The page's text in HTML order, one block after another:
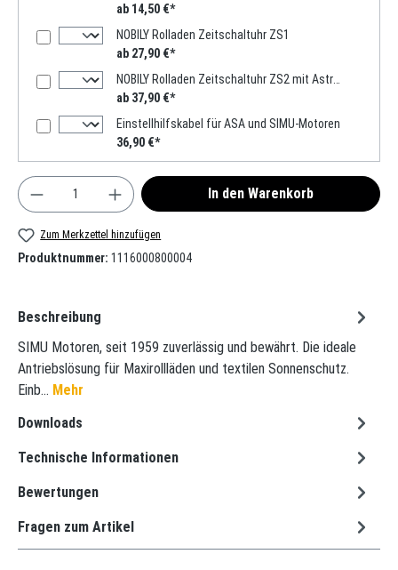
ab 14,50 €*
NOBILY Rolladen Zeitschaltuhr ZS1
ab 27,90 €*
ab 37,90 €*
Einstellhilfskabel für ASA und SIMU-Motoren
36,90 €*
Produkt Anzahl: Gib den gewünschten Wert ein
In den Warenkorb
Zum Merkzettel hinzufügen
Produktnummer: 1116000800004
Beschreibung
SIMU Motoren, seit 1959 zuverlässig und bewährt. Die ideale
Antriebslösung für Maxirollläden und textilen Sonnenschutz.
Einb… Mehr
Downloads
Technische Informationen
Bewertungen
Fragen zum Artikel